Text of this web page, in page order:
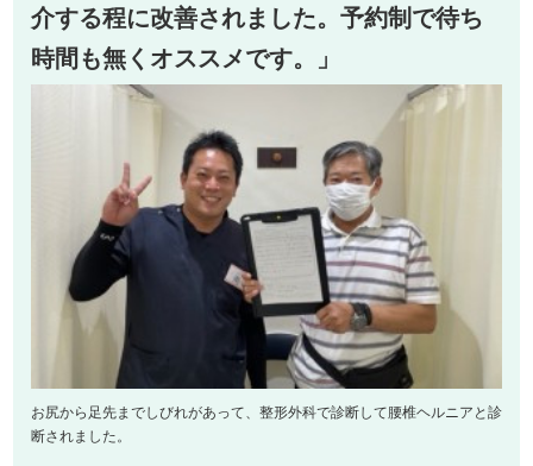
介する程に改善されました。予約制で待ち
時間も無くオススメです。」
お尻から足先までしびれがあって、整形外科で診断して腰椎ヘルニアと診
断されました。